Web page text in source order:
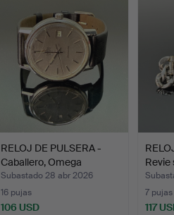
RELOJ DE PULSERA -
Caballero, Omega
Seamas…
Subastado 28 abr 2026
16 pujas
106 USD
Revie
7 pujas
117